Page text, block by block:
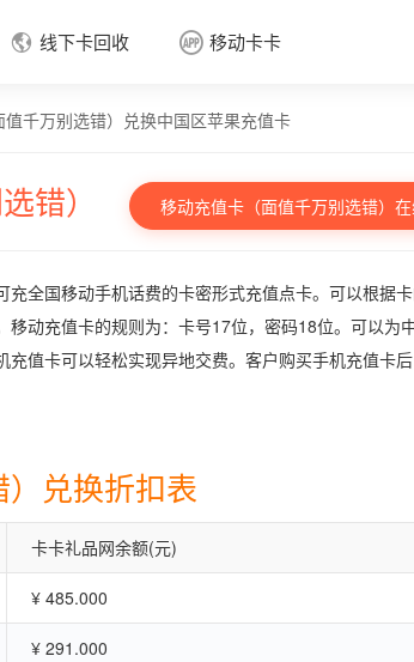
 线下卡回收  移动卡卡
千万别选错）兑换中国区苹果充值卡
错） 移动充值卡（面值千万别选错）
全国移动手机话费的卡密形式充值点卡。可以根据
动充值卡的规则为：卡号17位，密码18位。可以为
充值卡可以轻松实现异地交费。客户购买手机充值卡
兑换折扣表
卡卡礼品网余额(元)
¥ 485.000
¥ 291.000